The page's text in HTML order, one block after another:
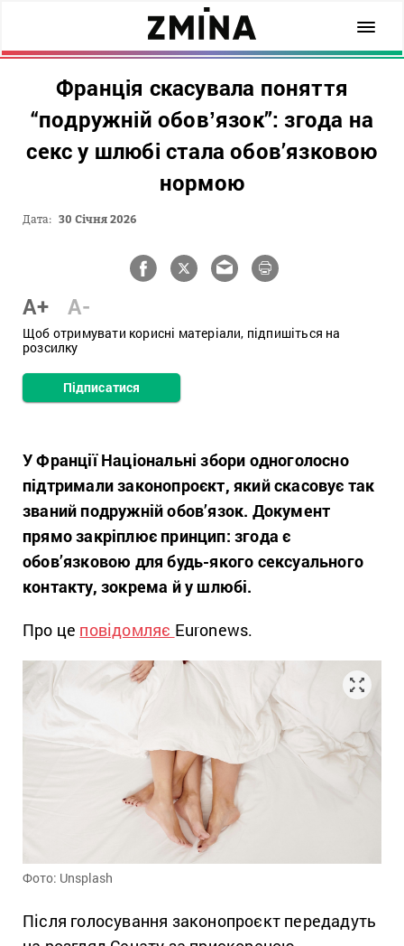
Франція скасувала поняття
“подружній обовʼязок”: згода на
секс у шлюбі стала обов’язковою
нормою
Дата: 30 Січня 2026
A+ A-
Щоб отримувати корисні матеріали, підпишіться на
розсилку
Підписатися
У Франції Національні збори одноголосно
підтримали законопроєкт, який скасовує так
званий подружній обов’язок. Документ
прямо закріплює принцип: згода є
обов’язковою для будь-якого сексуального
контакту, зокрема й у шлюбі.
Про це повідомляє Euronews.
Фото: Unsplash
Після голосування законопроєкт передадуть